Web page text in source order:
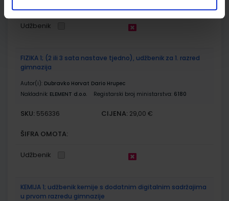
Udžbenik
FIZIKA 1; (2 ili 3 sata nastave tjedno), udžbenik za 1. razred
gimnazija
Autor(i): Dubravko Horvat Dario Hrupec
Nakladnik: ELEMENT d.o.o. Registarski broj ministarstva: 6180
SKU: 556336 CIJENA: 29,00 €
ŠIFRA OMOTA:
Udžbenik
KEMIJA 1; udžbenik kemije s dodatnim digitalnim sadržajima
u prvom razredu gimnazije